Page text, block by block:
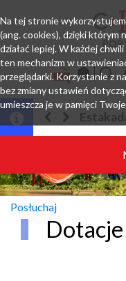
Posłuchaj
Na tej stronie
(ang. cookies), dzięki którym
działać lepiej. W każdej
ten mechanizm w
przeglądarki. Korzystanie z
bez zmiany ustawień
umieszcza je w pamięci